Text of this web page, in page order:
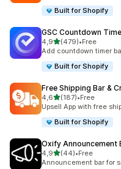
Built for Shopify
GSC Countdown
4,9na 5 gwiazdek
(479)
Łączna liczba recenzji:
•Free
Add countdown timer
Built for Shopify
Free Shipping Bar &
4,6na 5 gwiazdek
(187)
Łączna liczba recenzji:
•Free
Upsell App with free
Built for Shopify
Oxify Announcement
4,9na 5 gwiazdek
(44)
Łączna liczba recenzji:
•Free
Announcement bar for